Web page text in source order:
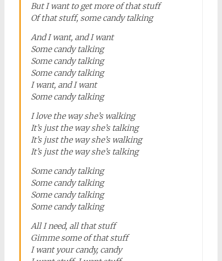
But I want to get more of that stuff
Of that stuff, some candy talking
And I want, and I want
Some candy talking
Some candy talking
Some candy talking
I want, and I want
Some candy talking
I love the way she’s walking
It’s just the way she’s talking
It’s just the way she’s walking
It’s just the way she’s talking
Some candy talking
Some candy talking
Some candy talking
Some candy talking
All I need, all that stuff
Gimme some of that stuff
I want your candy, candy